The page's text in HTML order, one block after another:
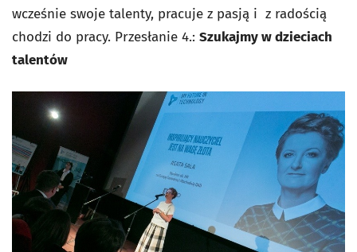
wcześnie swoje talenty, pracuje z pasją i z radością
chodzi do pracy. Przesłanie 4.: Szukajmy w dzieciach
talentów